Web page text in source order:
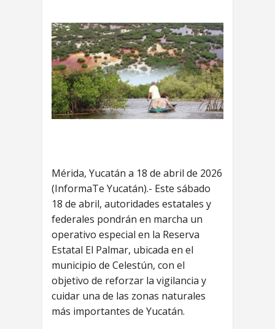
Mérida, Yucatán a 18 de abril de 2026
(InformaTe Yucatán).- Este sábado
18 de abril, autoridades estatales y
federales pondrán en marcha un
operativo especial en la Reserva
Estatal El Palmar, ubicada en el
municipio de Celestún, con el
objetivo de reforzar la vigilancia y
cuidar una de las zonas naturales
más importantes de Yucatán.